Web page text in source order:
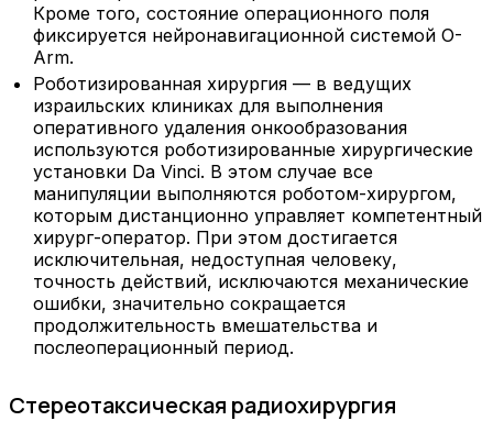
Кроме того, состояние операционного поля
фиксируется нейронавигационной системой O-
Arm.
Роботизированная хирургия — в ведущих
израильских клиниках для выполнения
оперативного удаления онкообразования
используются роботизированные хирургические
установки Da Vinci. В этом случае все
манипуляции выполняются роботом-хирургом,
которым дистанционно управляет компетентный
хирург-оператор. При этом достигается
исключительная, недоступная человеку,
точность действий, исключаются механические
ошибки, значительно сокращается
продолжительность вмешательства и
послеоперационный период.
Стереотаксическая радиохирургия